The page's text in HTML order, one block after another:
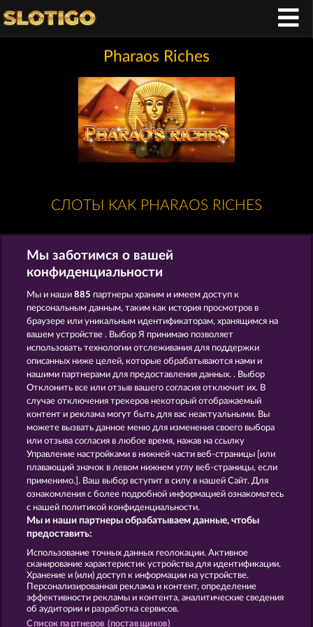
Pharaos Riches
СЛОТЫ КАК PHARAOS RICHES
Jack Potter & the Book of Dynasties 6 Ramses Book
Cleopatra's Crown
Правила КОНФИДЕНЦИАЛЬНОСТЬ
О компании Компания
Партнерская программа
Отправить Запрос об Отказе
Мы заботимся о вашей
конфиденциальности
Мы и наши885 партнеры храним и имеем доступ к
персональным данным, таким как история просмотров в
браузере или уникальным идентификаторам, хранящимся на
вашем устройстве . Выбор Я принимаю позволяет
использовать технологии отслеживания для поддержки
описанных ниже целей, которые обрабатываются нами и
нашими партнерами для предоставления данных. . Выбор
Отклонить все или отзыв вашего согласия отключит их. В
случае отключения трекеров некоторый отображаемый
контент и реклама могут быть для вас неактуальными. Вы
можете вызвать данное меню для изменения своего выбора
или отзыва согласия в любое время, нажав на ссылку
Управление настройками в нижней части веб-страницы [или
плавающий значок в левом нижнем углу веб-страницы, если
применимо.]. Ваш выбор вступит в силу в нашей Сайт. Для
ознакомления с более подробной информацией ознакомьтесь
с нашей политикой конфиденциальности.
Мы и наши партнеры обрабатываем данные, чтобы
предоставить:
Использование точных данных геолокации. Активное
сканирование характеристик устройства для идентификации.
Хранение и (или) доступ к информации на устройстве.
Персонализированная реклама и контент, определение
эффективности рекламы и контента, аналитические сведения
об аудитории и разработка сервисов.
Список партнеров (поставщиков)